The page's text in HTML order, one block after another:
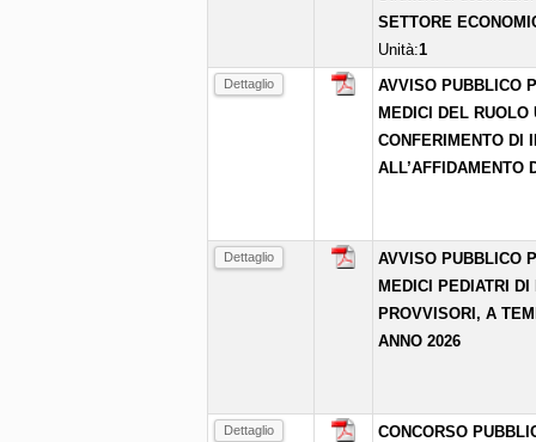
SETTORE
Unità:1
Dettaglio
AVVISO PUBBLICO
MEDICI DEL
CONFERIMENTO DI
ALL’AFFIDAMENTO
Dettaglio
AVVISO PUBBLICO
MEDICI PEDIATRI
PROVVISORI, A
ANNO 2026
Dettaglio
CONCORSO